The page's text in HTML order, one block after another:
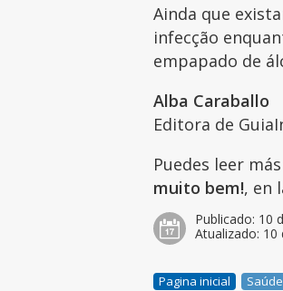
Ainda que
infecção
empapado de
Alba Caraballo
Editora de
Puedes leer
muito bem!, en
Publicado: 10
Atualizado: 10
Pagina inicial Saúde